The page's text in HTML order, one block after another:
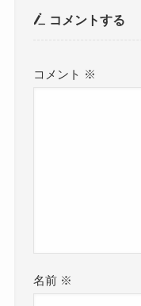
コメントする
コメント ※
名前 ※